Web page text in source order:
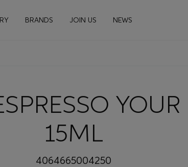
BRANDS JOIN US NEWS
YOUR
15ML
4064665004250